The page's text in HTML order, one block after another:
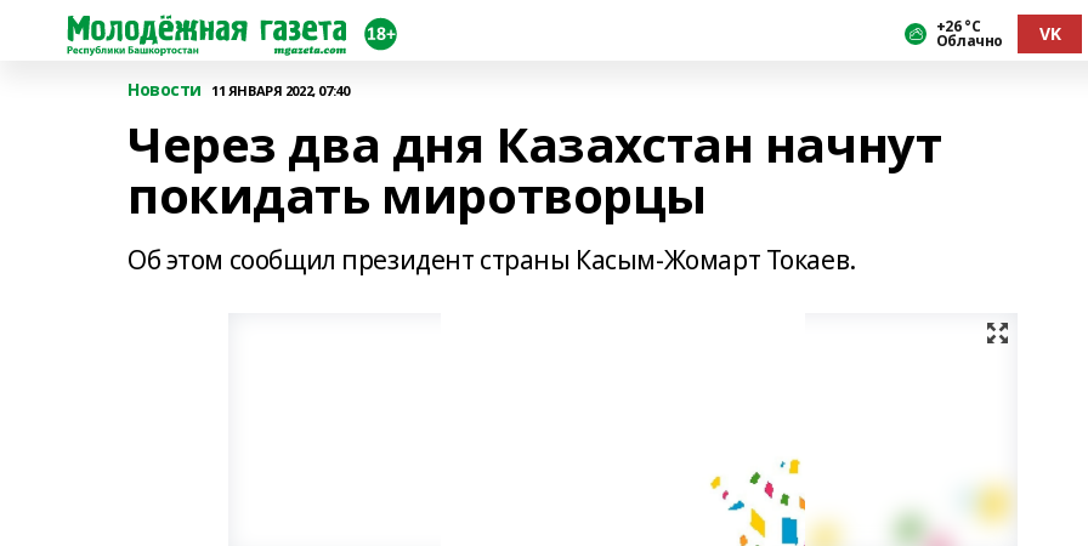
+26 °С
Облачно VK
Новости 11 ЯНВАРЯ 2022, 07:40
Через два дня Казахстан начнут
покидать миротворцы
Об этом сообщил президент страны Касым-Жомарт Токаев.